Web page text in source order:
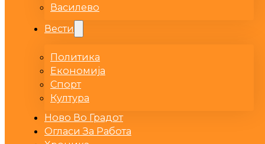
Василево
Вести
Политика
Економија
Спорт
Култура
Ново Во Градот
Огласи За Работа